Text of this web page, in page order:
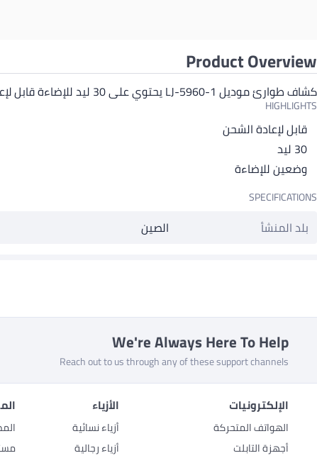
Product Overview
كشاف طوارئ موديل LJ-5960-1 يحتوي على 30 ليد للإضاءة قابل لإعادة الشحن - يرجى قراءة التعليمات على الكشاف قبل الاستعمال و مراقبة الكشاف أثناء الشحن
HIGHLIGHTS
قابل لإعادة الشحن
30 ليد
وضعين للإضاءة
SPECIFICATIONS
بلد المنشأ الصين
We're Always Here To Help
Reach out to us through any of these support channels
الإلكترونيات
الهواتف المتحركة
أجهزة التابلت
الأزياء
أزياء نسائية
أزياء رجالية